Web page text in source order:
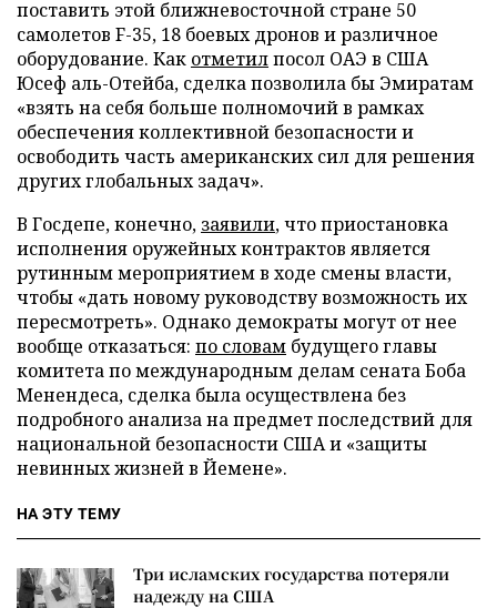
поставить этой ближневосточной стране 50
самолетов F-35, 18 боевых дронов и различное
оборудование. Как отметилпосол ОАЭ в США
Юсеф аль-Отейба, сделка позволила бы Эмиратам
«взять на себя больше полномочий в рамках
обеспечения коллективной безопасности и
освободить часть американских сил для решения
других глобальных задач».
В Госдепе, конечно, заявили, что приостановка
исполнения оружейных контрактов является
рутинным мероприятием в ходе смены власти,
чтобы «дать новому руководству возможность их
пересмотреть». Однако демократы могут от нее
вообще отказаться: по словам будущего главы
комитета по международным делам сената Боба
Менендеса, сделка была осуществлена без
подробного анализа на предмет последствий для
национальной безопасности США и «защиты
невинных жизней в Йемене».
НА ЭТУ ТЕМУ
Три исламских государства потеряли
надежду на США